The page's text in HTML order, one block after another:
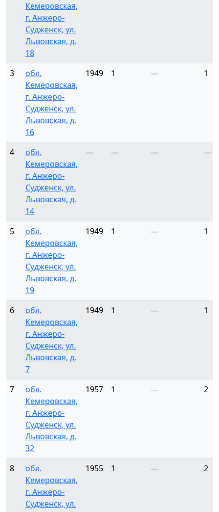
Кемеровская,
г. Анжеро-
Судженск, ул.
Львовская, д.
18
3
обл.
Кемеровская,
г. Анжеро-
Судженск, ул.
Львовская, д.
16
1949 1 — 1
4
обл.
Кемеровская,
г. Анжеро-
Судженск, ул.
Львовская, д.
14
— — — —
5
обл.
Кемеровская,
г. Анжеро-
Судженск, ул.
Львовская, д.
19
1949 1 — 1
6
обл.
Кемеровская,
г. Анжеро-
Судженск, ул.
Львовская, д.
7
1949 1 — 1
7
обл.
Кемеровская,
г. Анжеро-
Судженск, ул.
Львовская, д.
32
1957 1 — 2
8
обл.
Кемеровская,
г. Анжеро-
Судженск, ул.
1955 1 — 2